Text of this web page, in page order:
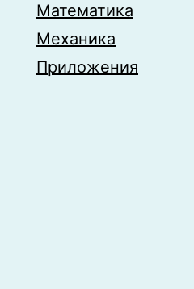
Математика
Механика
Приложения